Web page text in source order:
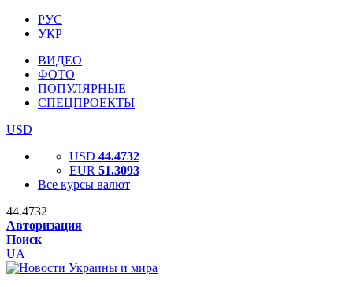
РУС
УКР
ВИДЕО
ФОТО
ПОПУЛЯРНЫЕ
СПЕЦПРОЕКТЫ
USD
USD 44.4732
EUR 51.3093
Все курсы валют
44.4732
Авторизация
Поиск
UA